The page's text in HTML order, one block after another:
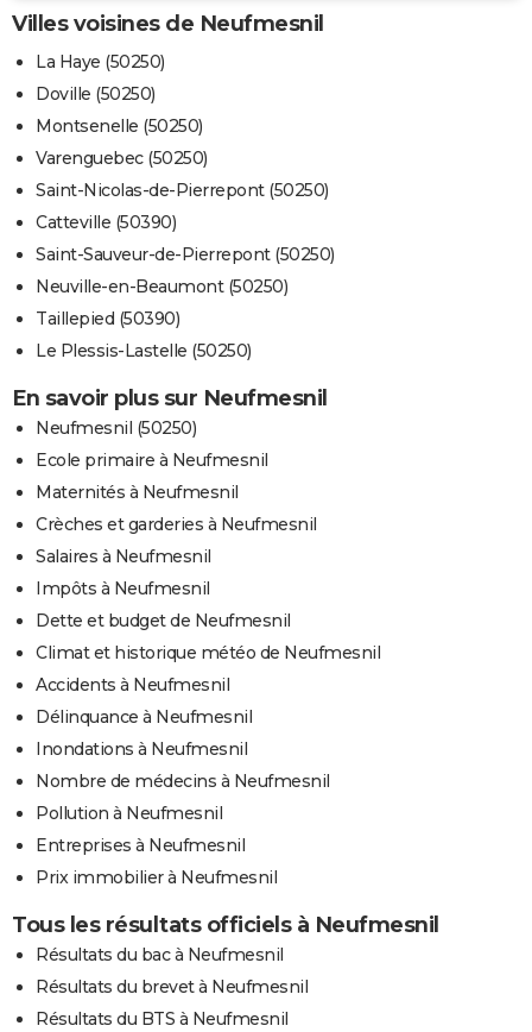
Villes voisines de Neufmesnil
La Haye (50250)
Doville (50250)
Montsenelle (50250)
Varenguebec (50250)
Saint-Nicolas-de-Pierrepont (50250)
Catteville (50390)
Saint-Sauveur-de-Pierrepont (50250)
Neuville-en-Beaumont (50250)
Taillepied (50390)
Le Plessis-Lastelle (50250)
En savoir plus sur Neufmesnil
Neufmesnil (50250)
Ecole primaire à Neufmesnil
Maternités à Neufmesnil
Crèches et garderies à Neufmesnil
Salaires à Neufmesnil
Impôts à Neufmesnil
Dette et budget de Neufmesnil
Climat et historique météo de Neufmesnil
Accidents à Neufmesnil
Délinquance à Neufmesnil
Inondations à Neufmesnil
Nombre de médecins à Neufmesnil
Pollution à Neufmesnil
Entreprises à Neufmesnil
Prix immobilier à Neufmesnil
Tous les résultats officiels à Neufmesnil
Résultats du bac à Neufmesnil
Résultats du brevet à Neufmesnil
Résultats du BTS à Neufmesnil